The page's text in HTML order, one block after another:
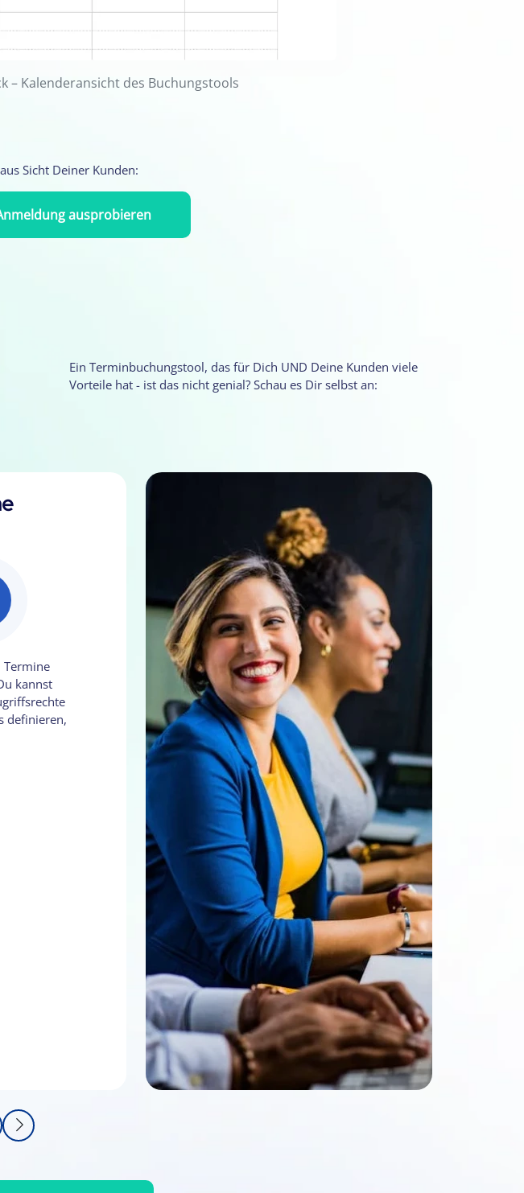
– Kalenderansicht des Buchungstools
Sicht Deiner Kunden:
ausprobieren
Ein Terminbuchungstool, das für Dich UND Deine Kunden viele
Vorteile hat - ist das nicht genial? Schau es Dir selbst an:
Termine
kannst
definieren,